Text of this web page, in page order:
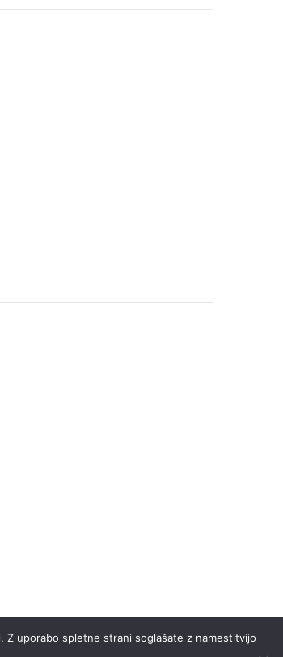
uporabo spletne strani soglašate z namestitvijo